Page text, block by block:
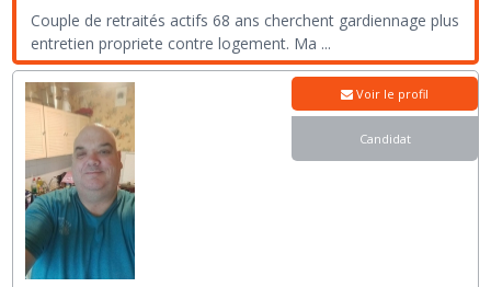
Couple de retraités actifs 68 ans cherchent gardiennage plus
entretien propriete contre logement. Ma ...
Voir le profil
Candidat